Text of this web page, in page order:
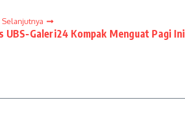
Selanjutnya
UBS-Galeri24 Kompak Menguat Pagi Ini